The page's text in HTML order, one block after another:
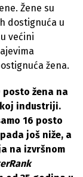
Žene su
dostignuća u
većini
žena.
žena na
industriji.
16 posto
još niže, a
na izvršnom